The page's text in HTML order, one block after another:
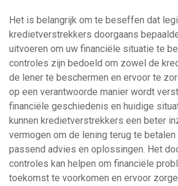
Het is belangrijk om te beseffen dat
kredietverstrekkers doorgaans
uitvoeren om uw financiële situatie te
controles zijn bedoeld om zowel de
de lener te beschermen en ervoor te
op een verantwoorde manier wordt
financiële geschiedenis en huidige
kunnen kredietverstrekkers een beter
vermogen om de lening terug te betalen
passend advies en oplossingen. Het
controles kan helpen om financiële
toekomst te voorkomen en ervoor